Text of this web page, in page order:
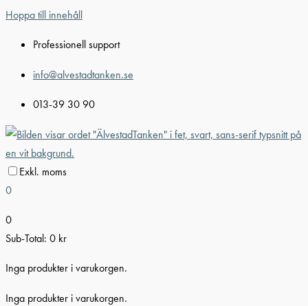
Hoppa till innehåll
Professionell support
info@alvestadtanken.se
013-39 30 90
Exkl. moms
0
0
Sub-Total: 0 kr
Inga produkter i varukorgen.
Inga produkter i varukorgen.